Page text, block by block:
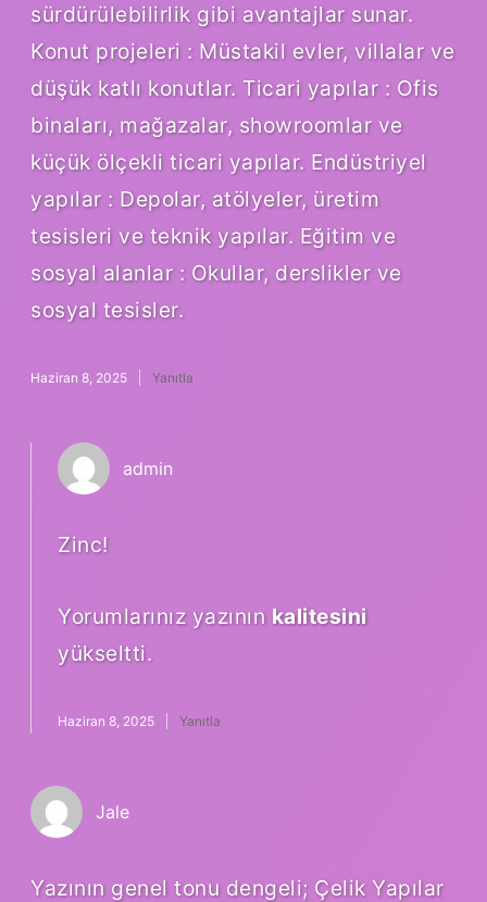
sürdürülebilirlik gibi avantajlar sunar.
Konut projeleri : Müstakil evler, villalar ve
düşük katlı konutlar. Ticari yapılar : Ofis
binaları, mağazalar, showroomlar ve
küçük ölçekli ticari yapılar. Endüstriyel
yapılar : Depolar, atölyeler, üretim
tesisleri ve teknik yapılar. Eğitim ve
sosyal alanlar : Okullar, derslikler ve
sosyal tesisler.
Haziran 8, 2025 Yanıtla
admin
Zinc!
Yorumlarınız yazının kalitesini
yükseltti.
Haziran 8, 2025 Yanıtla
Jale
Yazının genel tonu dengeli; Çelik Yapılar